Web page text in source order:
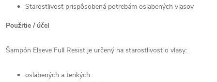
Starostlivosť prispôsobená potrebám oslabených vlasov
Použitie / účel
Šampón Elseve Full Resist je určený na starostlivosť o vlasy:
oslabených a tenkých